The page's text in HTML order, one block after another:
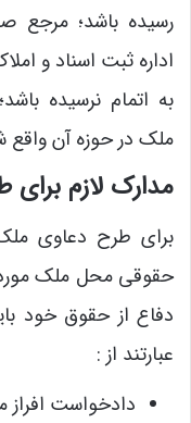
رسیده باشد؛ مرجع
اداره ثبت اسناد و
به اتمام نرسیده
ملک در حوزه آن واقع
مدارک لازم
برای طرح دعاوی
حقوقی محل ملک مورد
دفاع از حقوق خود
عبارتند از :
دادخواست